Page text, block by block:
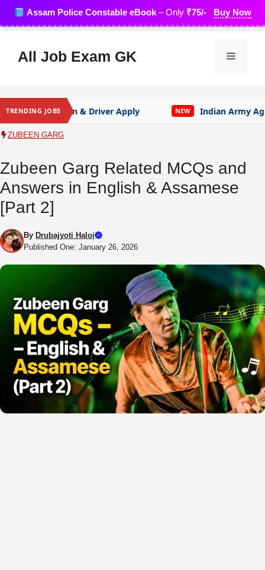
content
Assam Police Constable eBook– Only ₹75/- Buy Now
All Job Exam GK Menu
TRENDING JOBS
Driver Apply NEW Indian Army Agniveer Recruitment
ZUBEEN GARG
Zubeen Garg Related MCQs and
Answers in English & Assamese
[Part 2]
By Drubajyoti Haloi
Published One: January 26, 2026